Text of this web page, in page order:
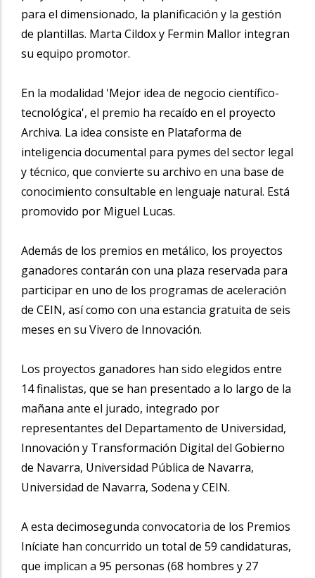
para el dimensionado, la planificación y la gestión
de plantillas. Marta Cildox y Fermin Mallor integran
su equipo promotor.
En la modalidad 'Mejor idea de negocio científico-
tecnológica', el premio ha recaído en el proyecto
Archiva. La idea consiste en Plataforma de
inteligencia documental para pymes del sector legal
y técnico, que convierte su archivo en una base de
conocimiento consultable en lenguaje natural. Está
promovido por Miguel Lucas.
Además de los premios en metálico, los proyectos
ganadores contarán con una plaza reservada para
participar en uno de los programas de aceleración
de CEIN, así como con una estancia gratuita de seis
meses en su Vivero de Innovación.
Los proyectos ganadores han sido elegidos entre
14 finalistas, que se han presentado a lo largo de la
mañana ante el jurado, integrado por
representantes del Departamento de Universidad,
Innovación y Transformación Digital del Gobierno
de Navarra, Universidad Pública de Navarra,
Universidad de Navarra, Sodena y CEIN.
A esta decimosegunda convocatoria de los Premios
Iníciate han concurrido un total de 59 candidaturas,
que implican a 95 personas (68 hombres y 27